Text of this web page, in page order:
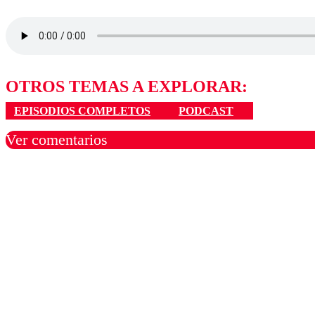
OTROS TEMAS A EXPLORAR:
EPISODIOS COMPLETOS PODCAST
Ver comentarios